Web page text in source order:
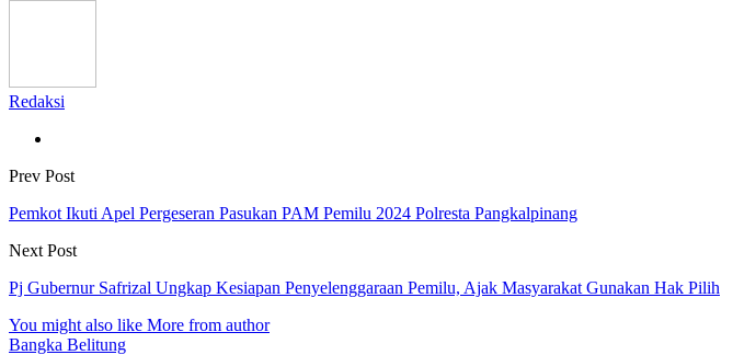
Redaksi
Prev Post
Pemkot Ikuti Apel Pergeseran Pasukan PAM Pemilu 2024 Polresta Pangkalpinang
Next Post
Pj Gubernur Safrizal Ungkap Kesiapan Penyelenggaraan Pemilu, Ajak Masyarakat Gunakan Hak Pilih
You might also like More from author
Bangka Belitung